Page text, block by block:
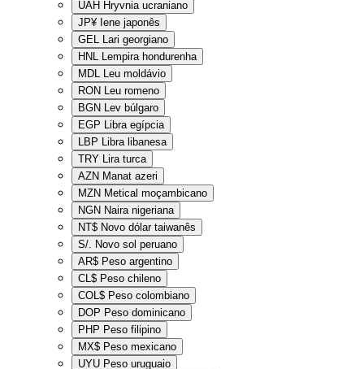
UAH Hryvnia ucraniano
JP¥ Iene japonês
GEL Lari georgiano
HNL Lempira hondurenha
MDL Leu moldávio
RON Leu romeno
BGN Lev búlgaro
EGP Libra egípcia
LBP Libra libanesa
TRY Lira turca
AZN Manat azeri
MZN Metical moçambicano
NGN Naira nigeriana
NT$ Novo dólar taiwanês
S/. Novo sol peruano
AR$ Peso argentino
CL$ Peso chileno
COL$ Peso colombiano
DOP Peso dominicano
PHP Peso filipino
MX$ Peso mexicano
UYU Peso uruguaio